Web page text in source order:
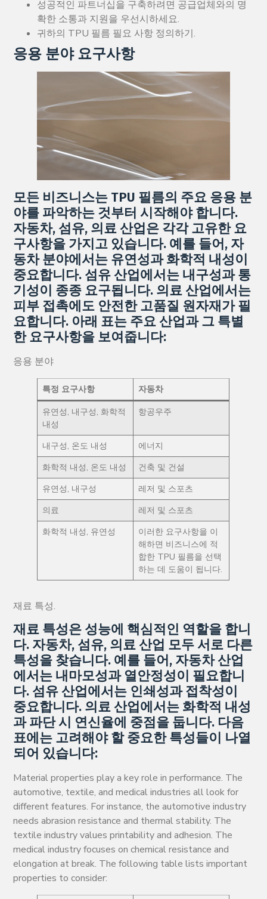
성공적인 파트너십을 구축하려면 공급업체와의 명
확한 소통과 지원을 우선시하세요.
귀하의 TPU 필름 필요 사항 정의하기.
응용 분야 요구사항
모든 비즈니스는 TPU 필름의 주요 응용 분
야를 파악하는 것부터 시작해야 합니다.
자동차, 섬유, 의료 산업은 각각 고유한 요
구사항을 가지고 있습니다. 예를 들어, 자
동차 분야에서는 유연성과 화학적 내성이
중요합니다. 섬유 산업에서는 내구성과 통
기성이 종종 요구됩니다. 의료 산업에서는
피부 접촉에도 안전한 고품질 원자재가 필
요합니다. 아래 표는 주요 산업과 그 특별
한 요구사항을 보여줍니다:
응용 분야
특정 요구사항
자동차
유연성, 내구성, 화학적
내성
항공우주
내구성, 온도 내성
에너지
화학적 내성, 온도 내성
건축 및 건설
유연성, 내구성
레저 및 스포츠
의료
레저 및 스포츠
화학적 내성, 유연성
이러한 요구사항을 이
해하면 비즈니스에 적
합한 TPU 필름을 선택
하는 데 도움이 됩니다.
재료 특성.
재료 특성은 성능에 핵심적인 역할을 합니
다. 자동차, 섬유, 의료 산업 모두 서로 다른
특성을 찾습니다. 예를 들어, 자동차 산업
에서는 내마모성과 열안정성이 필요합니
다. 섬유 산업에서는 인쇄성과 접착성이
중요합니다. 의료 산업에서는 화학적 내성
과 파단 시 연신율에 중점을 둡니다. 다음
표에는 고려해야 할 중요한 특성들이 나열
되어 있습니다:
Material properties play a key role in performance. The
automotive, textile, and medical industries all look for
different features. For instance, the automotive industry
needs abrasion resistance and thermal stability. The
textile industry values printability and adhesion. The
medical industry focuses on chemical resistance and
elongation at break. The following table lists important
properties to consider: